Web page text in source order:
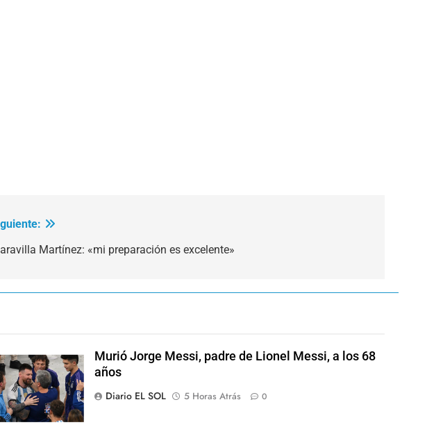
Martínez: «mi preparación es excelente»
Murió Jorge Messi, padre de Lionel Messi, a los 68
años
Diario EL SOL
5 Horas Atrás 0